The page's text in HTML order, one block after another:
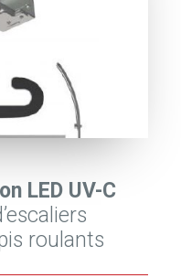
LED UV-C
roulants